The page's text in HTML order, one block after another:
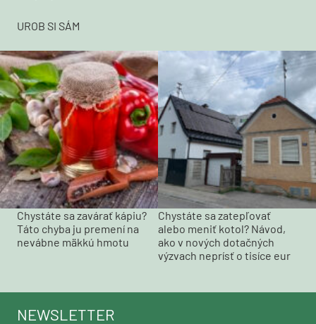
UROB SI SÁM
Chystáte sa zavárať kápiu?
Táto chyba ju premení na
nevábne mäkkú hmotu
Chystáte sa zatepľovať
alebo meniť kotol? Návod,
ako v nových dotačných
výzvach neprísť o tisíce eur
NEWSLETTER